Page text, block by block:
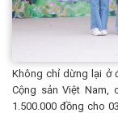
Không chỉ dừng lại ở
Cộng sản Việt Nam,
1.500.000 đồng cho